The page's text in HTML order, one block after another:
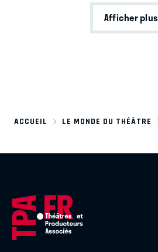
Afficher plus
ACCUEIL LE MONDE DU THÉÂTRE